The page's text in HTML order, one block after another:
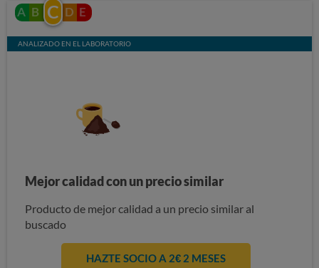
A B C D E
ANALIZADO EN EL LABORATORIO
Mejor calidad con un precio similar
Producto de mejor calidad a un precio similar al
buscado
HAZTE SOCIO A 2€ 2 MESES